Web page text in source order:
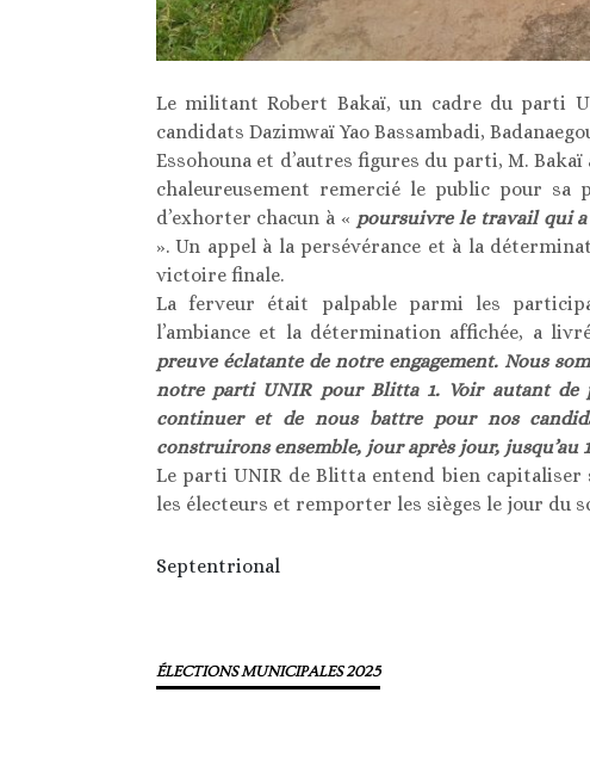
Le militant Robert Bakaï, un cadre du parti
candidats Dazimwaï Yao Bassambadi,
Essohouna et d’autres figures du parti, M.
chaleureusement remercié le public pour sa
d’exhorter chacun à « poursuivre le travail qui
». Un appel à la persévérance et à la
victoire finale.
La ferveur était palpable parmi les
l’ambiance et la détermination affichée, a
preuve éclatante de notre engagement. Nous
notre parti UNIR pour Blitta 1. Voir autant de
continuer et de nous battre pour nos
construirons ensemble, jour après jour, jusqu’au
Le parti UNIR de Blitta entend bien
les électeurs et remporter les sièges le jour du
Septentrional
ÉLECTIONS MUNICIPALES 2025